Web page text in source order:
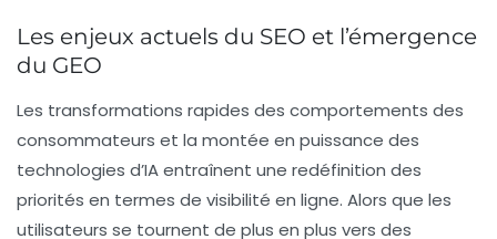
Les enjeux actuels du SEO et l’émergence
du GEO
Les transformations rapides des comportements des
consommateurs et la montée en puissance des
technologies d’IA entraînent une redéfinition des
priorités en termes de visibilité en ligne. Alors que les
utilisateurs se tournent de plus en plus vers des